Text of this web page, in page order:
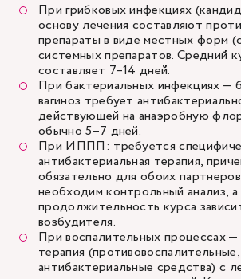
При грибковых инфекциях
основу лечения составляют
препараты в виде местных форм
системных препаратов. Средний
составляет 7–14 дней.
При бактериальных инфекциях —
вагиноз требует
действующей на анаэробную
обычно 5–7 дней.
При ИППП: требуется
антибактериальная терапия,
обязательно для обоих
необходим контрольный анализ, а
продолжительность курса
возбудителя.
При воспалительных процессах —
терапия (противовоспалительные,
антибактериальные средства) с